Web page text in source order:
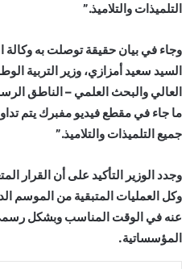
التلميذات والتلاميذ.”
وجاء في بيان حقيقة توصلت به وكالة
السيد سعيد أمزازي، وزير التربية
العالي والبحث العلمي – الناطق
ما جاء في مقطع فيديو مفبرك يتم
جميع التلميذات والتلاميذ.”
وجدد الوزير التأكيد على أن القرار
وكل العمليات المتبقية من الموسم
عنه في الوقت المناسب وبشكل
المؤسساتية.